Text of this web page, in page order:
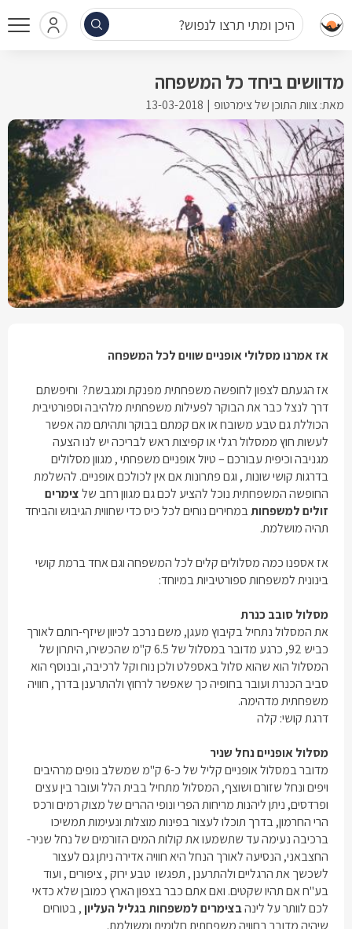
היכן ומתי תרצו לנפוש?
מדוושים ביחד כל המשפחה
מאת: צוות התוכן של צימרטופ 13-03-2018
אז אמרנו מסלולי אופניים שווים לכל המשפחה
אז הגעתם לצפון לחופשה משפחתית מפנקת ומגבשת? וחיפשתם
דרך לנצל כבר את הבוקר לפעילות משפחתית מלהיבה וספורטיבית
הכוללת גם טבע משובח או אם קמתם בבוקר ותהיתם מה אפשר
לעשות חוץ ממסלול רגלי או קפיצות ראש לבריכה יש לנו הצעה
מגניבה וכיפית עבורכם – טיול אופניים משפחתי , מגוון מסלולים
בדרגות קושי שונות , וגם פתרונות אם אין לכולכם אופניים. להשלמת
החופשה המשפחתית נוכל להציע לכם גם מגוון רחב שלצימרים
זולים למשפחותבמחירים נוחים לכל כיס כדי שחווית הגיבוש והביחד
תהיה מושלמת.
אז אספנו כמה מסלולים קלים לכל המשפחה וגם אחד ברמת קושי
בינונית למשפחות ספורטיביות במיוחד:
מסלול סובב כנרת
את המסלול נתחיל בקיבוץ מעגן, משם נרכב לכיוון שיזף-רותם לאורך
כביש 92, כרגע מדובר במסלול של 6.5 ק"מ שהכשירו, היתרון של
המסלול הוא שהוא סלול באספלט ולכן נוח וקל לרכיבה, ובנוסף הוא
סביב הכנרת ועובר בחופיה כך שאפשר לרחוץ ולהתרענן בדרך, חוויה
משפחתית מדהימה.
דרגת קושי: קלה
מסלול אופניים נחל שניר
מדובר במסלול אופניים קליל של כ-6 ק"מ שמשלב נופים מרהיבים
ויפים ונחל שזורם ושוצף, המסלול מתחיל בבית הלל ועובר בין עצים
ופרדסים, ניתן ליהנות מריחות הפרי ונופי ההרים של מצוק רמים ורכס
הרי החרמון, בדרך תוכלו לעצור בפינות מוצלות ונעימות תמשיכו
ברכיבה נעימה עד שתשמעו את קולות המים הזורמים של נחל שניר-
החצבאני, הנסיעה לאורך הנחל היא חוויה אדירה ניתן גם לעצור
לשכשך את הרגליים ולהתרענן , תפגשו טבע ירוק , ציפורים , ועוד
בע"ח אם תהיו שקטים. ואם אתם כבר בצפון הארץ כמובן שלא כדאי
לכם לוותר על לינהבצימרים למשפחות בגליל העליון, בטוחים
שיהיה מדובר בחוויה משפחתית חלומית ומשולמת.